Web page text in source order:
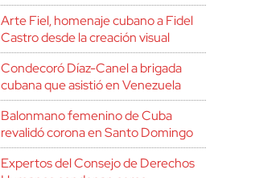
Arte Fiel, homenaje cubano a Fidel
Castro desde la creación visual
Condecoró Díaz-Canel a brigada
cubana que asistió en Venezuela
Balonmano femenino de Cuba
revalidó corona en Santo Domingo
Expertos del Consejo de Derechos